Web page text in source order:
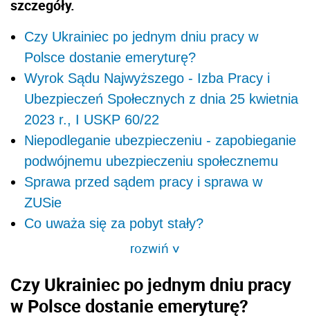
szczegóły.
Czy Ukrainiec po jednym dniu pracy w
Polsce dostanie emeryturę?
Wyrok Sądu Najwyższego - Izba Pracy i
Ubezpieczeń Społecznych z dnia 25 kwietnia
2023 r., I USKP 60/22
Niepodleganie ubezpieczeniu - zapobieganie
podwójnemu ubezpieczeniu społecznemu
Sprawa przed sądem pracy i sprawa w
ZUSie
Co uważa się za pobyt stały?
rozwiń>
Czy Ukrainiec po jednym dniu pracy
w Polsce dostanie emeryturę?